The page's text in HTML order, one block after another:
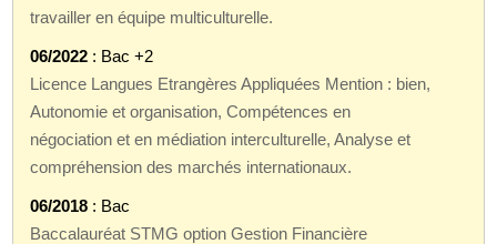
travailler en équipe multiculturelle.
06/2022 : Bac +2
Licence Langues Etrangères Appliquées Mention : bien,
Autonomie et organisation, Compétences en
négociation et en médiation interculturelle, Analyse et
compréhension des marchés internationaux.
06/2018 : Bac
Baccalauréat STMG option Gestion Financière